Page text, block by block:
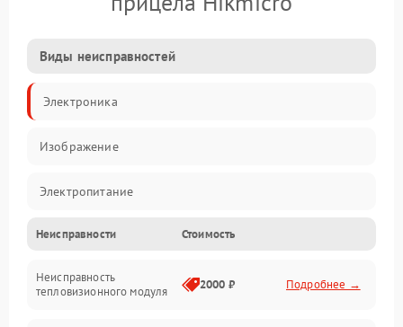
Виды неисправностей
Электроника
Изображение
Электропитание
Измерения
Матрица
Неисправности Стоимость
Неисправность
тепловизионного модуля
2000 ₽ Подробнее →